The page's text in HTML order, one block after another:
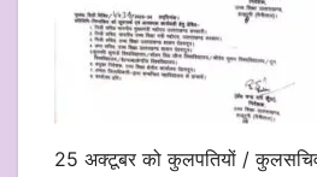
25 अक्टूबर को कुलपतियों /